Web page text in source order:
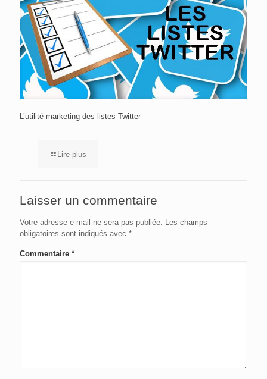
L’utilité marketing des listes Twitter
Lire plus
Laisser un commentaire
Votre adresse e-mail ne sera pas publiée. Les champs
obligatoires sont indiqués avec *
Commentaire *